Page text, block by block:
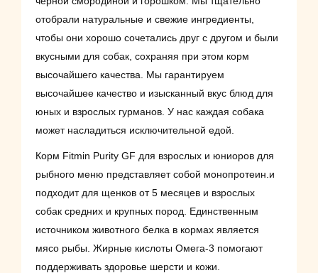
отобрали натуральные и свежие ингредиенты,
чтобы они хорошо сочетались друг с другом и были
вкусными для собак, сохраняя при этом корм
высочайшего качества. Мы гарантируем
высочайшее качество и изысканный вкус блюд для
юных и взрослых гурманов. У нас каждая собака
может насладиться исключительной едой.
Корм Fitmin Purity GF для взрослых и юниоров для
рыбного меню представляет собой монопротеин.и
подходит для щенков от 5 месяцев и взрослых
собак средних и крупных пород. Единственным
источником животного белка в кормах является
мясо рыбы. Жирные кислоты Омега-3 помогают
поддерживать здоровье шерсти и кожи.